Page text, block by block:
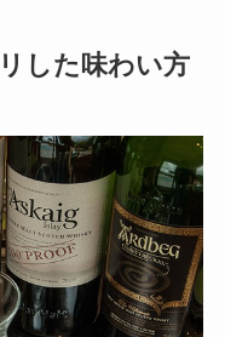
した味わい方